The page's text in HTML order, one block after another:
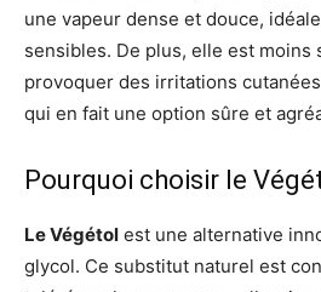
une vapeur dense et douce,
sensibles. De plus, elle est moins
provoquer des irritations
qui en fait une option sûre et
Pourquoi choisir le
Le Végétol est une alternative
glycol. Ce substitut naturel est